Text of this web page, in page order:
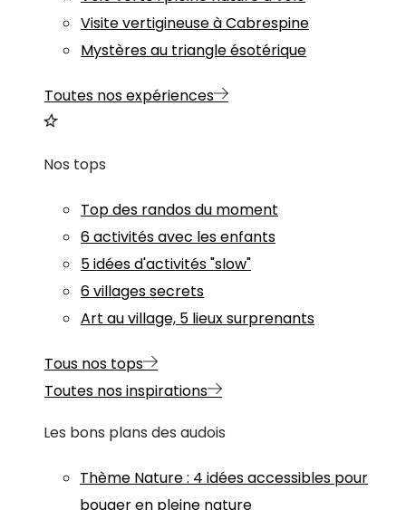
Visite vertigineuse à Cabrespine
Mystères au triangle ésotérique
Toutes nos expériences
Nos tops
Top des randos du moment
6 activités avec les enfants
5 idées d'activités "slow"
6 villages secrets
Art au village, 5 lieux surprenants
Tous nos tops
Toutes nos inspirations
Les bons plans des audois
Thème Nature: 4 idées accessibles pour
bouger en pleine nature